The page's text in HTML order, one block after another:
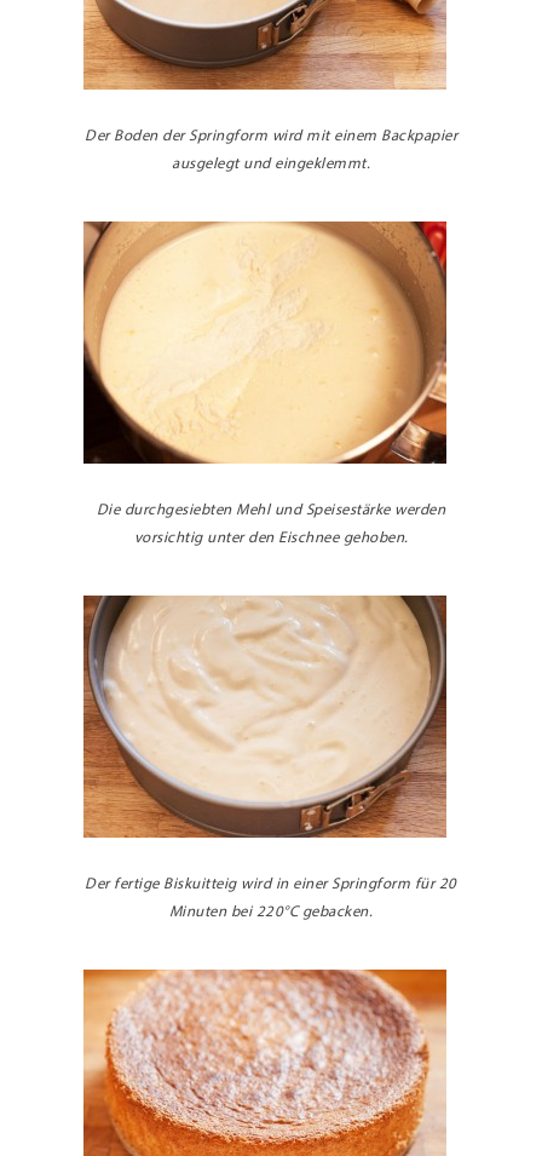
Der Boden der Springform wird mit einem Backpapier
ausgelegt und eingeklemmt.
Die durchgesiebten Mehl und Speisestärke werden
vorsichtig unter den Eischnee gehoben.
Der fertige Biskuitteig wird in einer Springform für 20
Minuten bei 220°C gebacken.